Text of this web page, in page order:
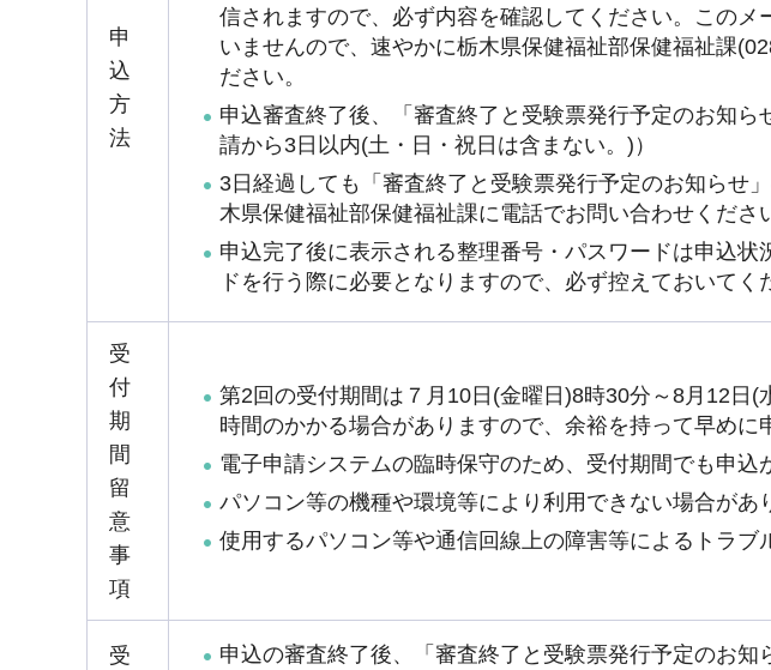
申
込
方
法
信されますので、必ず内容を確認してください。この
いませんので、速やかに栃木県保健福祉部保健福祉課
ださい。
申込審査終了後、「審査終了と受験票発行予定のお知ら
請から3日以内(土・日・祝日は含まない。)）
3日経過しても「審査終了と受験票発行予定のお知らせ
木県保健福祉部保健福祉課に電話でお問い合わせくださ
申込完了後に表示される整理番号・パスワードは申込
ドを行う際に必要となりますので、必ず控えておいてく
受
付
期
間
留
意
事
項
第2回の受付期間は７月10日(金曜日)8時30分～8月12日
時間のかかる場合がありますので、余裕を持って早めに
電子申請システムの臨時保守のため、受付期間でも申込
パソコン等の機種や環境等により利用できない場合があ
使用するパソコン等や通信回線上の障害等によるトラブ
受
申込の審査終了後、「審査終了と受験票発行予定のお